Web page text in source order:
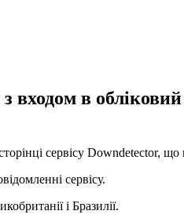
в
сервісу Downdetector,
сервісу.
і Бразилії.